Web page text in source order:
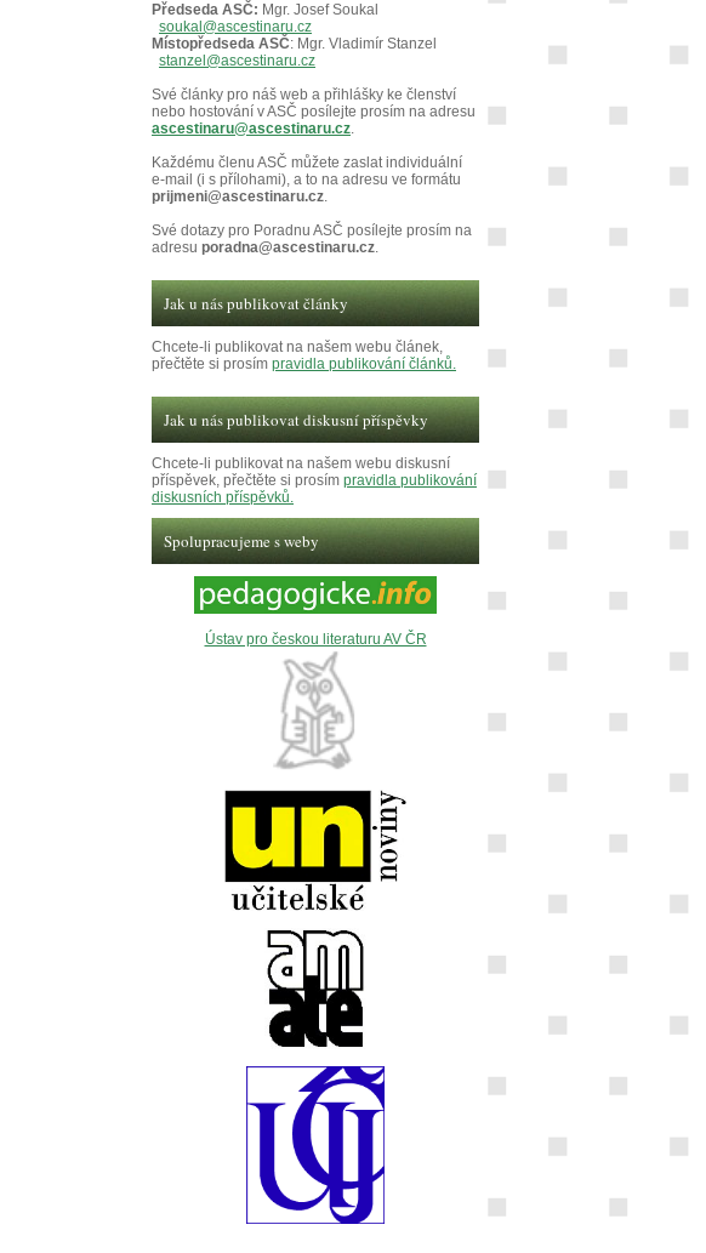
Předseda ASČ: Mgr. Josef Soukal
soukal@ascestinaru.cz
Místopředseda ASČ: Mgr. Vladimír Stanzel
stanzel@ascestinaru.cz
Své články pro náš web a přihlášky ke členství
nebo hostování v ASČ posílejte prosím na adresu
ascestinaru@ascestinaru.cz.
Každému členu ASČ můžete zaslat individuální
e-mail (i s přílohami), a to na adresu ve formátu
prijmeni@ascestinaru.cz.
Své dotazy pro Poradnu ASČ posílejte prosím na
adresu poradna@ascestinaru.cz.
Jak u nás publikovat články
Chcete-li publikovat na našem webu článek,
přečtěte si prosím pravidla publikování článků.
Jak u nás publikovat diskusní příspěvky
Chcete-li publikovat na našem webu diskusní
příspěvek, přečtěte si prosím pravidla publikování
diskusních příspěvků.
Spolupracujeme s weby
Ústav pro českou literaturu AV ČR